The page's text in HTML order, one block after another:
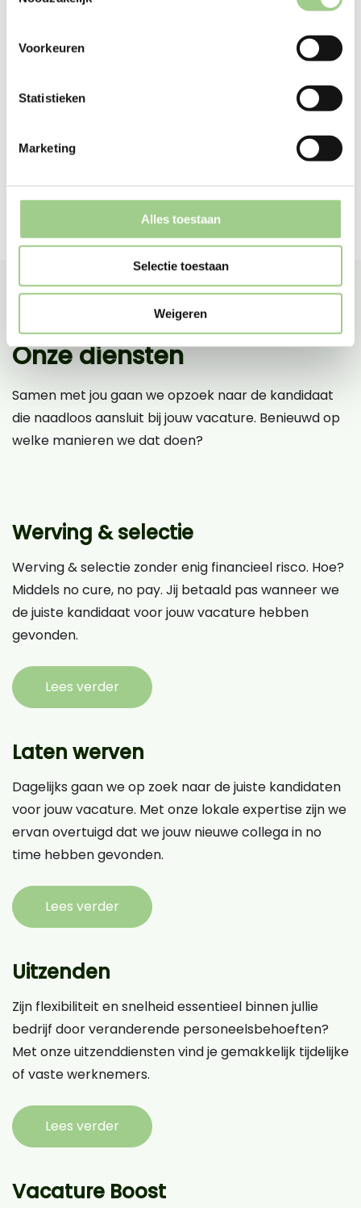
Voorkeuren
Statistieken
Marketing
Alles toestaan
Selectie toestaan
Weigeren
Onze diensten
Samen met jou gaan we opzoek naar de kandidaat
die naadloos aansluit bij jouw vacature. Benieuwd op
welke manieren we dat doen?
Werving & selectie
Werving & selectie zonder enig financieel risco. Hoe?
Middels no cure, no pay. Jij betaald pas wanneer we
de juiste kandidaat voor jouw vacature hebben
gevonden.
Lees verder
Laten werven
Dagelijks gaan we op zoek naar de juiste kandidaten
voor jouw vacature. Met onze lokale expertise zijn we
ervan overtuigd dat we jouw nieuwe collega in no
time hebben gevonden.
Lees verder
Uitzenden
Zijn flexibiliteit en snelheid essentieel binnen jullie
bedrijf door veranderende personeelsbehoeften?
Met onze uitzenddiensten vind je gemakkelijk tijdelijke
of vaste werknemers.
Lees verder
Vacature Boost